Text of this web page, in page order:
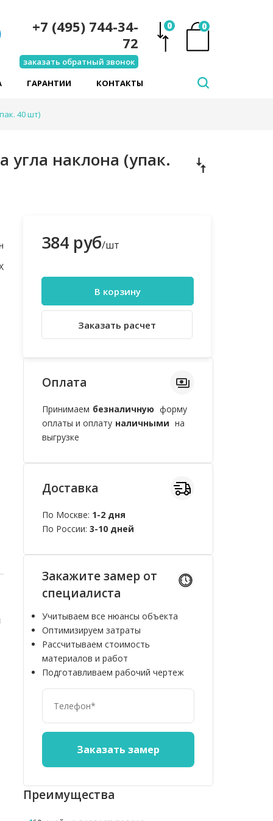
0
0
+7 (495) 744-34-
72
заказать обратный звонок
ГАРАНТИИ КОНТАКТЫ
40 шт)
угла наклона (упак.
10%
384 руб/шт
В корзину
Заказать расчет
Оплата
Принимаем безналичную форму
оплаты и оплату наличными на
выгрузке
Доставка
По Москве: 1-2 дня
По России: 3-10 дней
Закажите замер от
специалиста
Учитываем все нюансы объекта
Оптимизируем затраты
Рассчитываем стоимость
материалов и работ
Подготавливаем рабочий чертеж
Преимущества